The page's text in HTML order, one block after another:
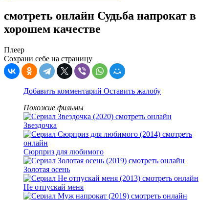
смотреть онлайн Судьба напрокат в
хорошем качестве
Плеер
Сохрани себе на страницу
Добавить комментарий Оставить жалобу
Похожие фильмы
Звездочка
Сюрприз для любимого
Золотая осень
Не отпускай меня